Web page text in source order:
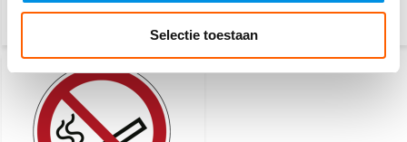
Selectie toestaan
2,50 2,50